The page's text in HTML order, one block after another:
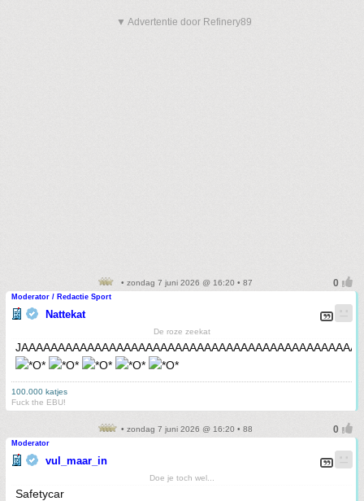
▼ Advertentie door Refinery89
• zondag 7 juni 2026 @ 16:20 • 87
Moderator / Redactie Sport
Nattekat
De roze zeekat
100.000 katjes
Fuck the EBU!
• zondag 7 juni 2026 @ 16:20 • 88
Moderator
vul_maar_in
Doe je toch wel...
Safetycar